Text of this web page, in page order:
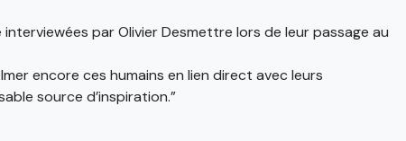
par Olivier Desmettre lors de leur passage au
encore ces humains en lien direct avec leurs
source d’inspiration.”